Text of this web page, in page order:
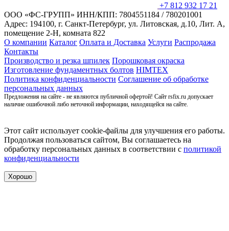
+7 812 932 17 21
ООО «ФС-ГРУПП» ИНН/КПП: 7804551184 / 780201001
Адрес: 194100, г. Санкт-Петербург, ул. Литовская, д.10, Лит. А,
помещение 2-Н, комната 822
О компании Каталог Оплата и Доставка Услуги Распродажа
Контакты
Производство и резка шпилек Порошковая окраска
Изготовление фундаментных болтов HIMTEX
Политика конфиденциальности Соглашение об обработке
персональных данных
Предложения на сайте - не являются публичной офертой! Сайт rsfix.ru допускает
наличие ошибочной либо неточной информации, находящейся на сайте.
Этот сайт использует cookie-файлы для улучшения его работы.
Продолжая пользоваться сайтом, Вы соглашаетесь на
обработку персональных данных в соответствии с политикой
конфиденциальности
Хорошо